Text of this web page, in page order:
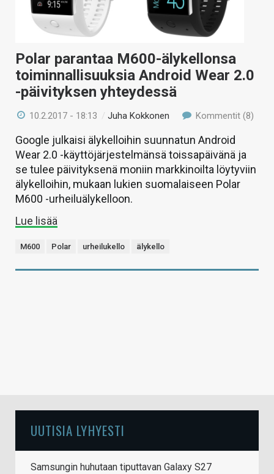
VAIHDA TEEMA
HAKU
Polar parantaa M600-älykellonsa
toiminnallisuuksia Android Wear 2.0
-päivityksen yhteydessä
10.2.2017 - 18:13 /Juha Kokkonen Kommentit (8)
Google julkaisi älykelloihin suunnatun Android
Wear 2.0 -käyttöjärjestelmänsä toissapäivänä ja
se tulee päivityksenä moniin markkinoilta löytyviin
älykelloihin, mukaan lukien suomalaiseen Polar
M600 -urheiluälykelloon.
Lue lisää
M600 Polar urheilukello älykello
UUTISIA LYHYESTI
Samsungin huhutaan tiputtavan Galaxy S27